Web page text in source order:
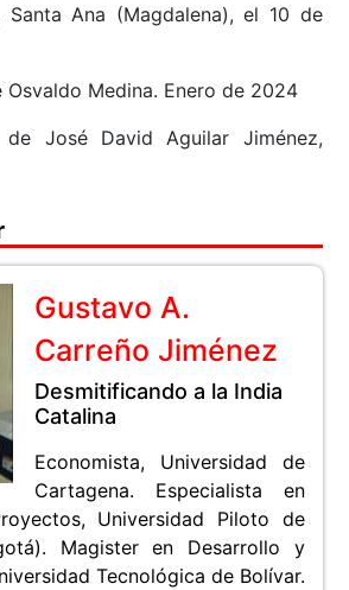
Santa Ana (Magdalena), el 10 de
Osvaldo Medina. Enero de 2024
José David Aguilar Jiménez,
Gustavo A.
Carreño Jiménez
Desmitificando a la India
Catalina
Economista, Universidad de
Cartagena. Especialista en
Universidad Piloto de
Magister en Desarrollo y
Tecnológica de Bolívar.